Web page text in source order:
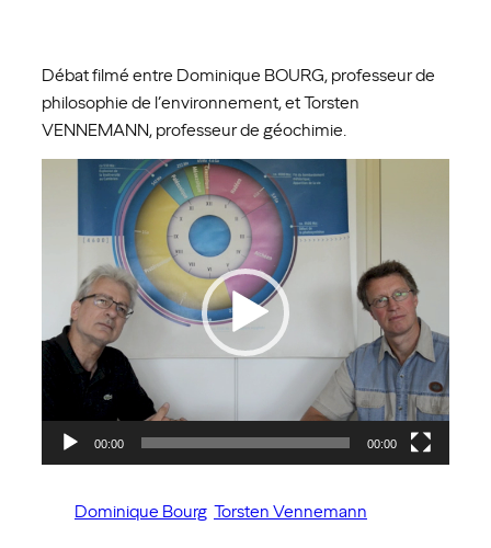
Débat filmé entre Dominique BOURG, professeur de
philosophie de l’environnement, et Torsten
VENNEMANN, professeur de géochimie.
Lecteur
00:00 00:00
Dominique Bourg Torsten Vennemann